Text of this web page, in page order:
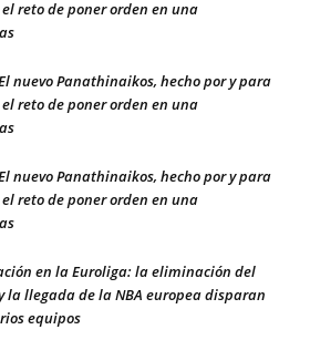
reto de poner orden en una
nuevo Panathinaikos, hecho por y para
reto de poner orden en una
nuevo Panathinaikos, hecho por y para
reto de poner orden en una
en la Euroliga: la eliminación del
la llegada de la NBA europea disparan
equipos